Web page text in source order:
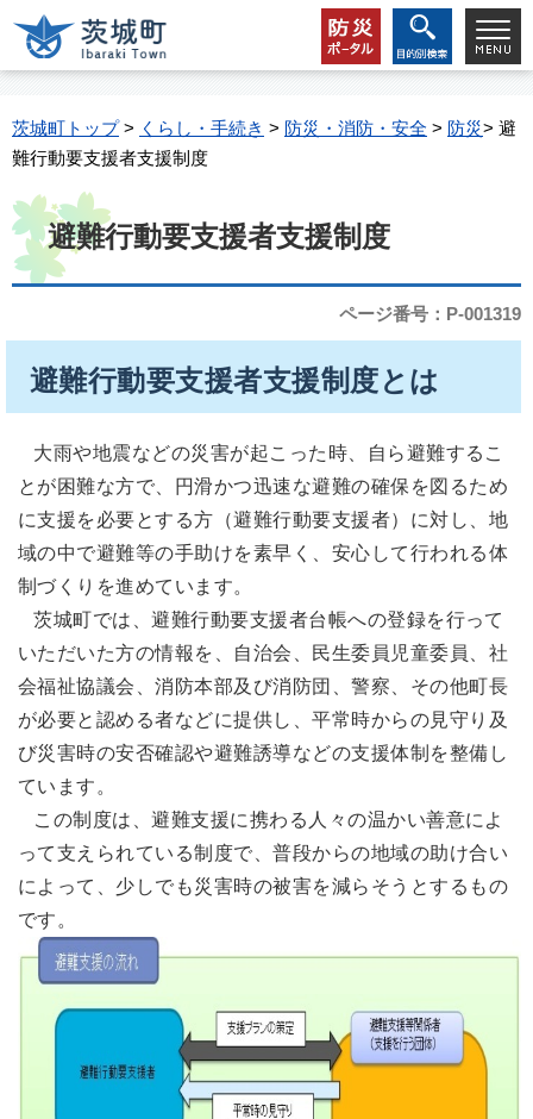
茨城町トップ> くらし・手続き > 防災・消防・安全 > 防災> 避
難行動要支援者支援制度
避難行動要支援者支援制度
ページ番号：P-001319
避難行動要支援者支援制度とは
大雨や地震などの災害が起こった時、自ら避難するこ
とが困難な方で、円滑かつ迅速な避難の確保を図るため
に支援を必要とする方（避難行動要支援者）に対し、地
域の中で避難等の手助けを素早く、安心して行われる体
制づくりを進めています。
茨城町では、避難行動要支援者台帳への登録を行って
いただいた方の情報を、自治会、民生委員児童委員、社
会福祉協議会、消防本部及び消防団、警察、その他町長
が必要と認める者などに提供し、平常時からの見守り及
び災害時の安否確認や避難誘導などの支援体制を整備し
ています。
この制度は、避難支援に携わる人々の温かい善意によ
って支えられている制度で、普段からの地域の助け合い
によって、少しでも災害時の被害を減らそうとするもの
です。